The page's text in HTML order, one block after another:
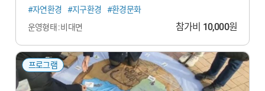
#자연환경 #지구환경
#환경문화
운영형태 : 비대면
참가비 10,000원
프로그램